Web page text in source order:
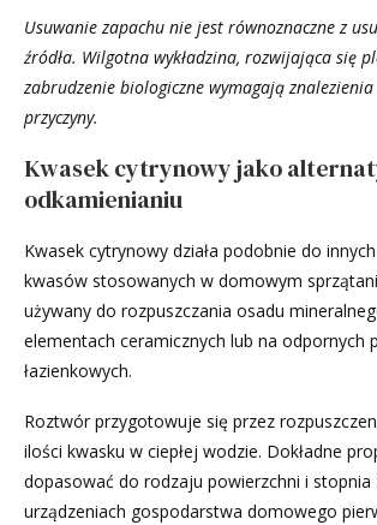
Usuwanie zapachu nie jest równoznaczne z
źródła. Wilgotna wykładzina, rozwijająca się
zabrudzenie biologiczne wymagają
przyczyny.
Kwasek cytrynowy jako
odkamienianiu
Kwasek cytrynowy działa podobnie do
kwasów stosowanych w domowym
używany do rozpuszczania osadu
elementach ceramicznych lub na odpornych
łazienkowych.
Roztwór przygotowuje się przez
ilości kwasku w ciepłej wodzie. Dokładne
dopasować do rodzaju powierzchni i stopnia
urządzeniach gospodarstwa domowego